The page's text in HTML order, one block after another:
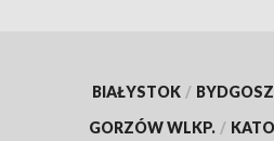
BIAŁYSTOK /
GORZÓW WLKP. /